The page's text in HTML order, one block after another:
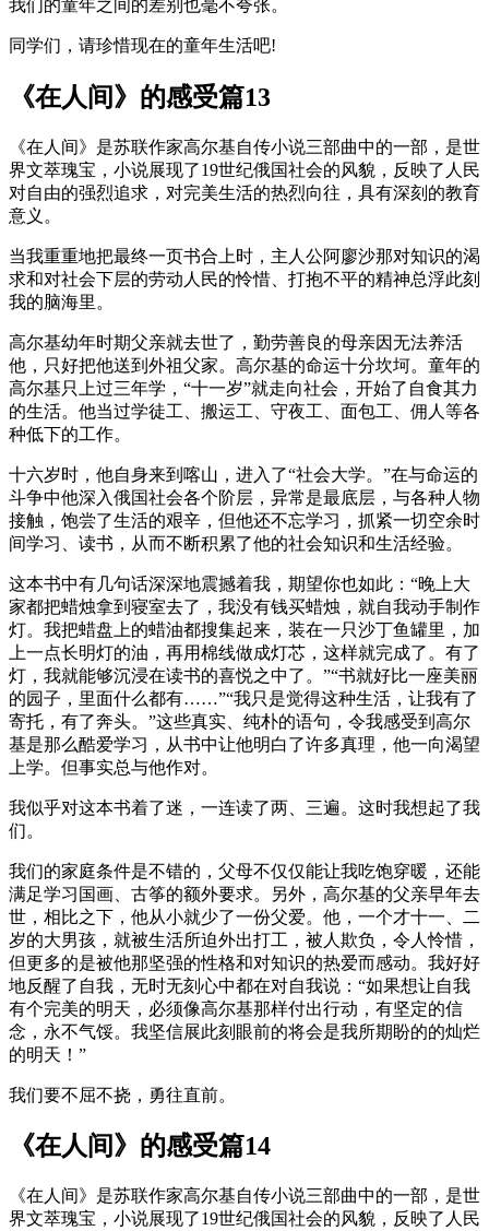
我们的童年之间的差别也毫不夸张。
同学们，请珍惜现在的童年生活吧!
《在人间》的感受篇13
《在人间》是苏联作家高尔基自传小说三部曲中的一部，是世
界文萃瑰宝，小说展现了19世纪俄国社会的风貌，反映了人民
对自由的强烈追求，对完美生活的热烈向往，具有深刻的教育
意义。
当我重重地把最终一页书合上时，主人公阿廖沙那对知识的渴
求和对社会下层的劳动人民的怜惜、打抱不平的精神总浮此刻
我的脑海里。
高尔基幼年时期父亲就去世了，勤劳善良的母亲因无法养活
他，只好把他送到外祖父家。高尔基的命运十分坎坷。童年的
高尔基只上过三年学，“十一岁”就走向社会，开始了自食其力
的生活。他当过学徒工、搬运工、守夜工、面包工、佣人等各
种低下的工作。
十六岁时，他自身来到喀山，进入了“社会大学。”在与命运的
斗争中他深入俄国社会各个阶层，异常是最底层，与各种人物
接触，饱尝了生活的艰辛，但他还不忘学习，抓紧一切空余时
间学习、读书，从而不断积累了他的社会知识和生活经验。
这本书中有几句话深深地震撼着我，期望你也如此：“晚上大
家都把蜡烛拿到寝室去了，我没有钱买蜡烛，就自我动手制作
灯。我把蜡盘上的蜡油都搜集起来，装在一只沙丁鱼罐里，加
上一点长明灯的油，再用棉线做成灯芯，这样就完成了。有了
灯，我就能够沉浸在读书的喜悦之中了。”“书就好比一座美丽
的园子，里面什么都有……”“我只是觉得这种生活，让我有了
寄托，有了奔头。”这些真实、纯朴的语句，令我感受到高尔
基是那么酷爱学习，从书中让他明白了许多真理，他一向渴望
上学。但事实总与他作对。
我似乎对这本书着了迷，一连读了两、三遍。这时我想起了我
们。
我们的家庭条件是不错的，父母不仅仅能让我吃饱穿暖，还能
满足学习国画、古筝的额外要求。另外，高尔基的父亲早年去
世，相比之下，他从小就少了一份父爱。他，一个才十一、二
岁的大男孩，就被生活所迫外出打工，被人欺负，令人怜惜，
但更多的是被他那坚强的性格和对知识的热爱而感动。我好好
地反醒了自我，无时无刻心中都在对自我说：“如果想让自我
有个完美的明天，必须像高尔基那样付出行动，有坚定的信
念，永不气馁。我坚信展此刻眼前的将会是我所期盼的的灿烂
的明天！”
我们要不屈不挠，勇往直前。
《在人间》的感受篇14
《在人间》是苏联作家高尔基自传小说三部曲中的一部，是世
界文萃瑰宝，小说展现了19世纪俄国社会的风貌，反映了人民